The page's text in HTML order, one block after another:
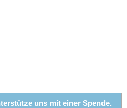
uns mit einer Spende.